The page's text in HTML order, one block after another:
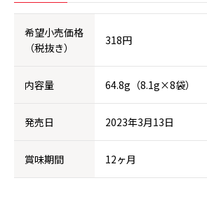
希望小売価格
（税抜き）
318円
内容量 64.8g（8.1g×8袋）
発売日 2023年3月13日
賞味期間 12ヶ月